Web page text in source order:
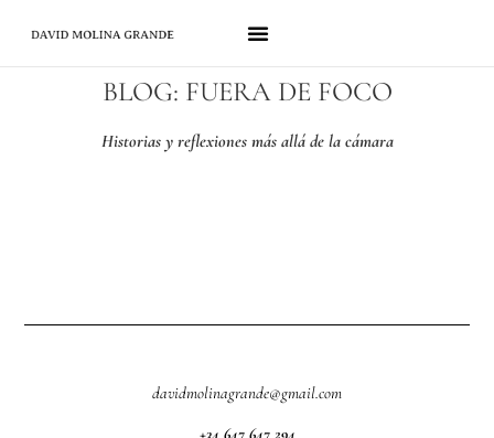
BLOG: FUERA DE FOCO
Historias y reflexiones más allá de la cámara
davidmolinagrande@gmail.com
+34 647 647 294